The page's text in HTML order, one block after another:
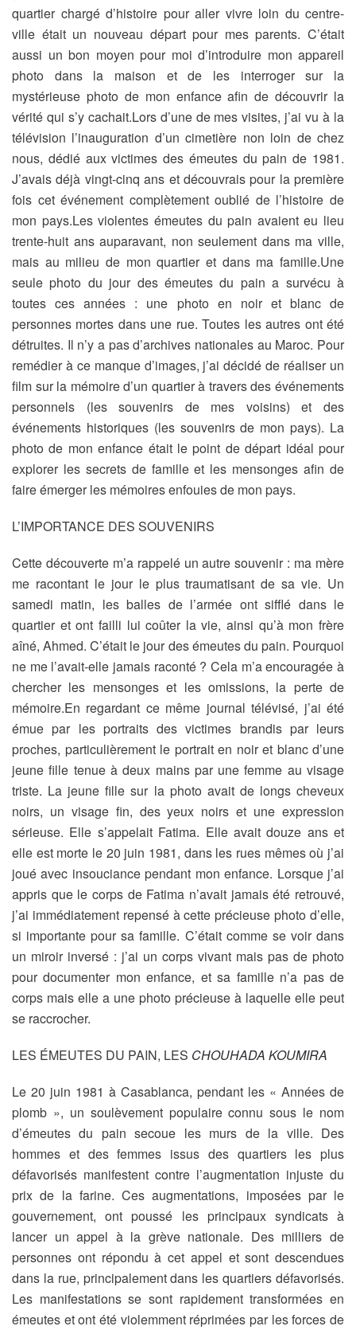
quartier chargé d’histoire pour aller vivre loin du centre-
ville était un nouveau départ pour mes parents. C’était
aussi un bon moyen pour moi d’introduire mon appareil
photo dans la maison et de les interroger sur la
mystérieuse photo de mon enfance afin de découvrir la
vérité qui s’y cachait.Lors d’une de mes visites, j’ai vu à la
télévision l’inauguration d’un cimetière non loin de chez
nous, dédié aux victimes des émeutes du pain de 1981.
J’avais déjà vingt-cinq ans et découvrais pour la première
fois cet événement complètement oublié de l’histoire de
mon pays.Les violentes émeutes du pain avaient eu lieu
trente-huit ans auparavant, non seulement dans ma ville,
mais au milieu de mon quartier et dans ma famille.Une
seule photo du jour des émeutes du pain a survécu à
toutes ces années : une photo en noir et blanc de
personnes mortes dans une rue. Toutes les autres ont été
détruites. Il n’y a pas d’archives nationales au Maroc. Pour
remédier à ce manque d’images, j’ai décidé de réaliser un
film sur la mémoire d’un quartier à travers des événements
personnels (les souvenirs de mes voisins) et des
événements historiques (les souvenirs de mon pays). La
photo de mon enfance était le point de départ idéal pour
explorer les secrets de famille et les mensonges afin de
faire émerger les mémoires enfouies de mon pays.
L’IMPORTANCE DES SOUVENIRS
Cette découverte m’a rappelé un autre souvenir : ma mère
me racontant le jour le plus traumatisant de sa vie. Un
samedi matin, les balles de l’armée ont sifflé dans le
quartier et ont failli lui coûter la vie, ainsi qu’à mon frère
aîné, Ahmed. C’était le jour des émeutes du pain. Pourquoi
ne me l’avait-elle jamais raconté ? Cela m’a encouragée à
chercher les mensonges et les omissions, la perte de
mémoire.En regardant ce même journal télévisé, j’ai été
émue par les portraits des victimes brandis par leurs
proches, particulièrement le portrait en noir et blanc d’une
jeune fille tenue à deux mains par une femme au visage
triste. La jeune fille sur la photo avait de longs cheveux
noirs, un visage fin, des yeux noirs et une expression
sérieuse. Elle s’appelait Fatima. Elle avait douze ans et
elle est morte le 20 juin 1981, dans les rues mêmes où j’ai
joué avec insouciance pendant mon enfance. Lorsque j’ai
appris que le corps de Fatima n’avait jamais été retrouvé,
j’ai immédiatement repensé à cette précieuse photo d’elle,
si importante pour sa famille. C’était comme se voir dans
un miroir inversé : j’ai un corps vivant mais pas de photo
pour documenter mon enfance, et sa famille n’a pas de
corps mais elle a une photo précieuse à laquelle elle peut
se raccrocher.
LES ÉMEUTES DU PAIN, LES CHOUHADA KOUMIRA
Le 20 juin 1981 à Casablanca, pendant les « Années de
plomb », un soulèvement populaire connu sous le nom
d’émeutes du pain secoue les murs de la ville. Des
hommes et des femmes issus des quartiers les plus
défavorisés manifestent contre l’augmentation injuste du
prix de la farine. Ces augmentations, imposées par le
gouvernement, ont poussé les principaux syndicats à
lancer un appel à la grève nationale. Des milliers de
personnes ont répondu à cet appel et sont descendues
dans la rue, principalement dans les quartiers défavorisés.
Les manifestations se sont rapidement transformées en
émeutes et ont été violemment réprimées par les forces de